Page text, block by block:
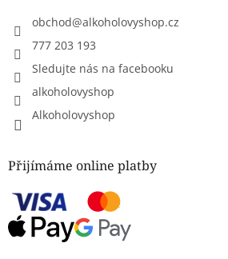
obchod@alkoholovyshop.cz
777 203 193
Sledujte nás na facebooku
alkoholovyshop
Alkoholovyshop
Přijímáme online platby